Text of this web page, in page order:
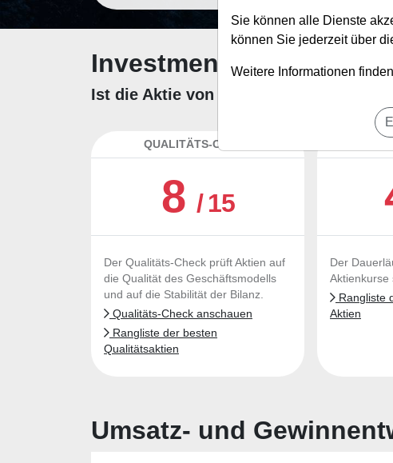
Investment-Check:
Ist die Aktie von Pool zum Kaufen und
QUALITÄTS-CHECK
8 / 15
Der Qualitäts-Check prüft Aktien auf
die Qualität des Geschäftsmodells
und auf die Stabilität der Bilanz.
Qualitäts-Check anschauen
Rangliste der besten
Qualitätsaktien
Der
Aktienkurse
Rangliste
Aktien
Umsatz- und
Sie können alle Dienste
können Sie jederzeit über
Weitere Informationen